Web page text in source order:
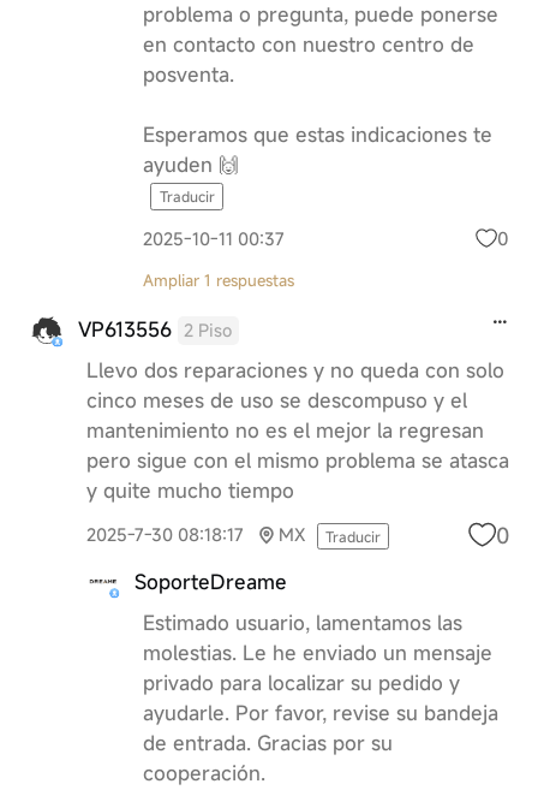
problema o pregunta, puede ponerse
en contacto con nuestro centro de
posventa.
Esperamos que estas indicaciones te
ayuden 🙌
Traducir
2025-10-11 00:37 0
Ampliar 1 respuestas
VP613556 2 Piso
Llevo dos reparaciones y no queda con solo
cinco meses de uso se descompuso y el
mantenimiento no es el mejor la regresan
pero sigue con el mismo problema se atasca
y quite mucho tiempo
2025-7-30 08:18:17 MX Traducir 0
SoporteDreame
Estimado usuario, lamentamos las
molestias. Le he enviado un mensaje
privado para localizar su pedido y
ayudarle. Por favor, revise su bandeja
de entrada. Gracias por su
cooperación.